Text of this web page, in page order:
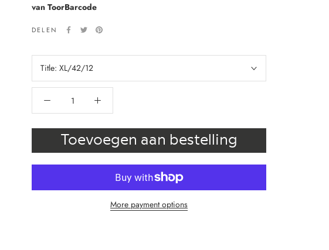
van ToorBarcode
DELEN
Title: XL/42/12
Toevoegen aan bestelling
More payment options